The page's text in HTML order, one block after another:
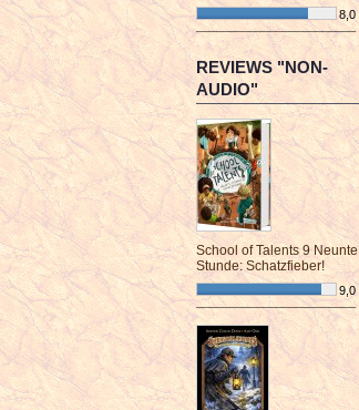
8,0
¯¯¯¯¯¯¯¯¯¯¯¯¯¯¯¯¯¯¯¯¯¯¯¯
REVIEWS "NON-
AUDIO"
School of Talents 9 Neunte
Stunde: Schatzfieber!
9,0
¯¯¯¯¯¯¯¯¯¯¯¯¯¯¯¯¯¯¯¯¯¯¯¯